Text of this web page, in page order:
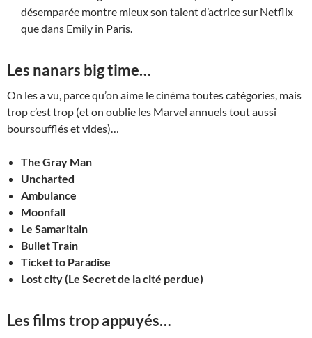
désemparée montre mieux son talent d’actrice sur Netflix
que dans Emily in Paris.
Les nanars big time…
On les a vu, parce qu’on aime le cinéma toutes catégories, mais
trop c’est trop (et on oublie les Marvel annuels tout aussi
boursoufflés et vides)…
The Gray Man
Uncharted
Ambulance
Moonfall
Le Samaritain
Bullet Train
Ticket to Paradise
Lost city (Le Secret de la cité perdue)
Les films trop appuyés…